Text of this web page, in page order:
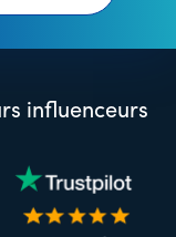
influenceurs